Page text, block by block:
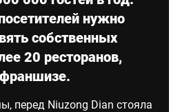
нужно
собственных
20 ресторанов,
перед Niuzong Dian стояла